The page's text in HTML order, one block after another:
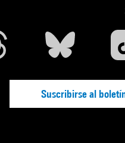
Suscribirse al